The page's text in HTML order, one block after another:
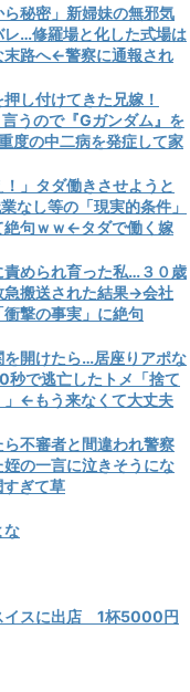
ら秘密」新婦妹の無邪気
…修羅場と化した式場は
末路へ←警察に通報され
し付けてきた兄嫁！
うので『Gガンダム』を
度の中二病を発症して家
」タダ働きさせようと
なし等の「現実的条件」
絶句ｗｗ←タダで働く嫁
責められ育った私…３０歳
急搬送された結果→会社
撃の事実」に絶句
開けたら…居座りアポな
秒で逃亡したトメ「捨て
」←もう来なくて大丈夫
不審者と間違われ警察
の一言に泣きそうにな
ぎて草
な
イスに出店 1杯5000円